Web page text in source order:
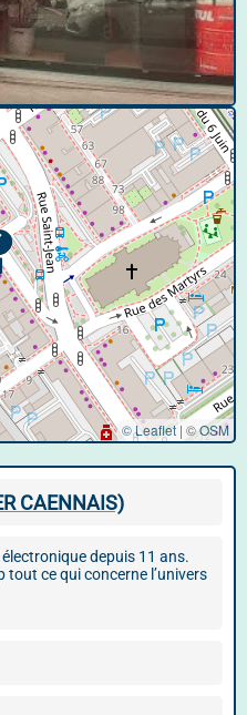
© Leaflet | ©OSM
CAENNAIS)
depuis 11 ans.
ce qui concerne l’univers